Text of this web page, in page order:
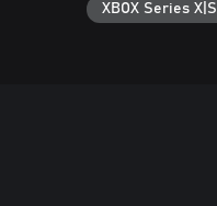
XBOX Series X|S